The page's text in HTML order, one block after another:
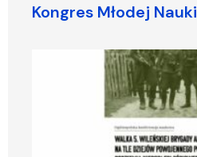
Kongres Młodej Nauki